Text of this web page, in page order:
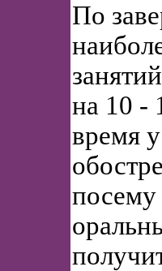
По
на 10 -
время
посему